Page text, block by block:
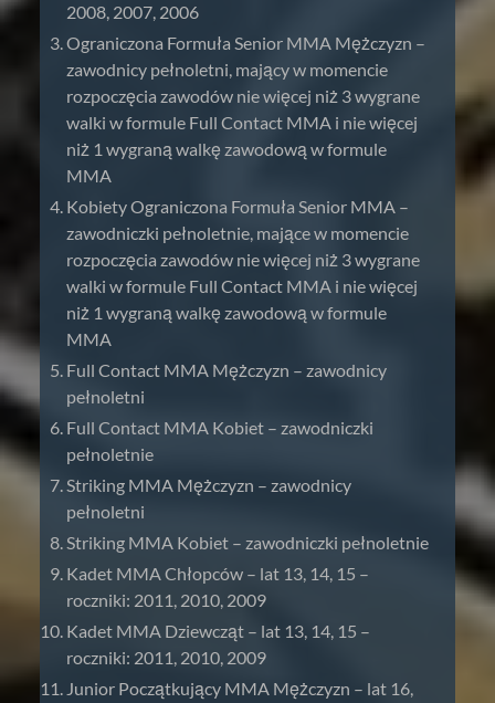
2008, 2007, 2006
Ograniczona Formuła Senior MMA Mężczyzn –
zawodnicy pełnoletni, mający w momencie
rozpoczęcia zawodów nie więcej niż 3 wygrane
walki w formule Full Contact MMA i nie więcej
niż 1 wygraną walkę zawodową w formule
MMA
Kobiety Ograniczona Formuła Senior MMA –
zawodniczki pełnoletnie, mające w momencie
rozpoczęcia zawodów nie więcej niż 3 wygrane
walki w formule Full Contact MMA i nie więcej
niż 1 wygraną walkę zawodową w formule
MMA
Full Contact MMA Mężczyzn – zawodnicy
pełnoletni
Full Contact MMA Kobiet – zawodniczki
pełnoletnie
Striking MMA Mężczyzn – zawodnicy
pełnoletni
Striking MMA Kobiet – zawodniczki pełnoletnie
Kadet MMA Chłopców – lat 13, 14, 15 –
roczniki: 2011, 2010, 2009
Kadet MMA Dziewcząt – lat 13, 14, 15 –
roczniki: 2011, 2010, 2009
Junior Początkujący MMA Mężczyzn – lat 16,